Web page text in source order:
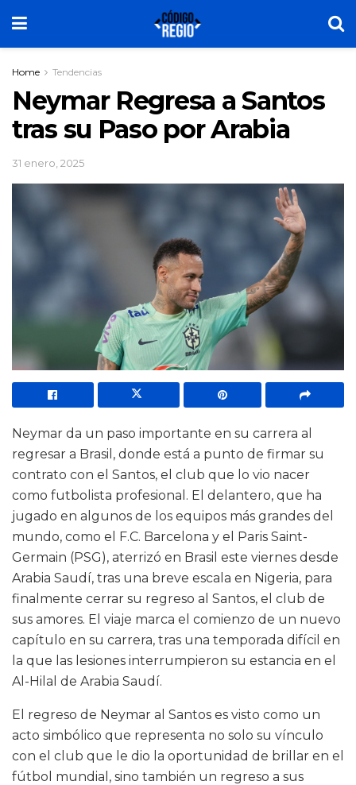
Home Tendencias
Neymar Regresa a Santos
tras su Paso por Arabia
31 enero, 2025
Neymar da un paso importante en su carrera al
regresar a Brasil, donde está a punto de firmar su
contrato con el Santos, el club que lo vio nacer
como futbolista profesional. El delantero, que ha
jugado en algunos de los equipos más grandes del
mundo, como el F.C. Barcelona y el Paris Saint-
Germain (PSG), aterrizó en Brasil este viernes desde
Arabia Saudí, tras una breve escala en Nigeria, para
finalmente cerrar su regreso al Santos, el club de
sus amores. El viaje marca el comienzo de un nuevo
capítulo en su carrera, tras una temporada difícil en
la que las lesiones interrumpieron su estancia en el
Al-Hilal de Arabia Saudí.
El regreso de Neymar al Santos es visto como un
acto simbólico que representa no solo su vínculo
con el club que le dio la oportunidad de brillar en el
fútbol mundial, sino también un regreso a sus